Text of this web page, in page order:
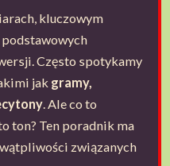
kluczowym
Często spotykamy
jak gramy,
. Ale co to
ton? Ten poradnik ma
związanych